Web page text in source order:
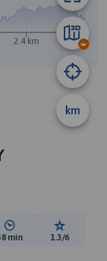
km
2.4 km 3.2 km
Średni czas potrzebny
min Ocena
1.3/6